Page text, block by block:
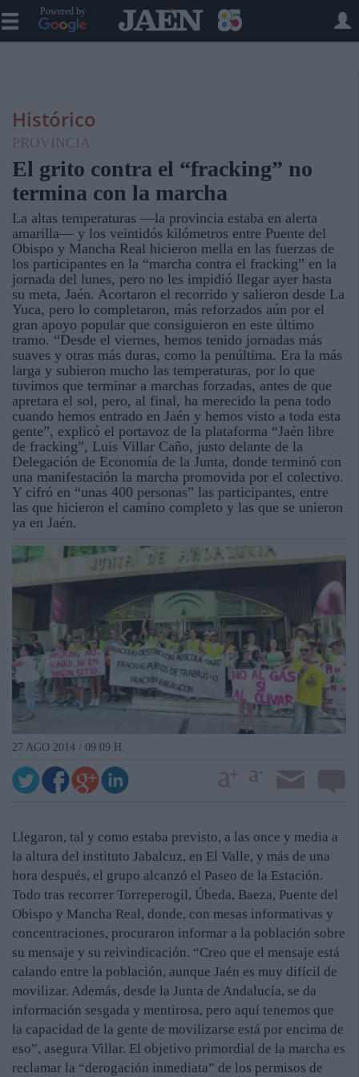
Powered by
Histórico
PROVINCIA
El grito contra el “fracking” no
termina con la marcha
La altas temperaturas —la provincia estaba en alerta
amarilla— y los veintidós kilómetros entre Puente del
Obispo y Mancha Real hicieron mella en las fuerzas de
los participantes en la “marcha contra el fracking” en la
jornada del lunes, pero no les impidió llegar ayer hasta
su meta, Jaén. Acortaron el recorrido y salieron desde La
Yuca, pero lo completaron, más reforzados aún por el
gran apoyo popular que consiguieron en este último
tramo. “Desde el viernes, hemos tenido jornadas más
suaves y otras más duras, como la penúltima. Era la más
larga y subieron mucho las temperaturas, por lo que
tuvimos que terminar a marchas forzadas, antes de que
apretara el sol, pero, al final, ha merecido la pena todo
cuando hemos entrado en Jaén y hemos visto a toda esta
gente”, explicó el portavoz de la plataforma “Jaén libre
de fracking”, Luis Villar Caño, justo delante de la
Delegación de Economía de la Junta, donde terminó con
una manifestación la marcha promovida por el colectivo.
Y cifró en “unas 400 personas” las participantes, entre
las que hicieron el camino completo y las que se unieron
ya en Jaén.
27 AGO 2014 / 09:09 H.
Llegaron, tal y como estaba previsto, a las once y media a
la altura del instituto Jabalcuz, en El Valle, y más de una
hora después, el grupo alcanzó el Paseo de la Estación.
Todo tras recorrer Torreperogil, Úbeda, Baeza, Puente del
Obispo y Mancha Real, donde, con mesas informativas y
concentraciones, procuraron informar a la población sobre
su mensaje y su reivindicación. “Creo que el mensaje está
calando entre la población, aunque Jaén es muy difícil de
movilizar. Además, desde la Junta de Andalucía, se da
información sesgada y mentirosa, pero aquí tenemos que
la capacidad de la gente de movilizarse está por encima de
eso”, asegura Villar. El objetivo primordial de la marcha es
reclamar la “derogación inmediata” de los permisos de